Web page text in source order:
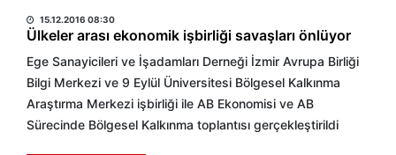
15.12.2016 08:30
Ülkeler arası ekonomik işbirliği savaşları önlüyor
Ege Sanayicileri ve İşadamları Derneği İzmir Avrupa Birliği
Bilgi Merkezi ve 9 Eylül Üniversitesi Bölgesel Kalkınma
Araştırma Merkezi işbirliği ile AB Ekonomisi ve AB
Sürecinde Bölgesel Kalkınma toplantısı gerçekleştirildi